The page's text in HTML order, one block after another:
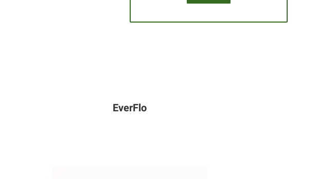
EverFlo